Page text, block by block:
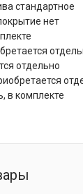
стандартное
нет
отдельно
в комплекте